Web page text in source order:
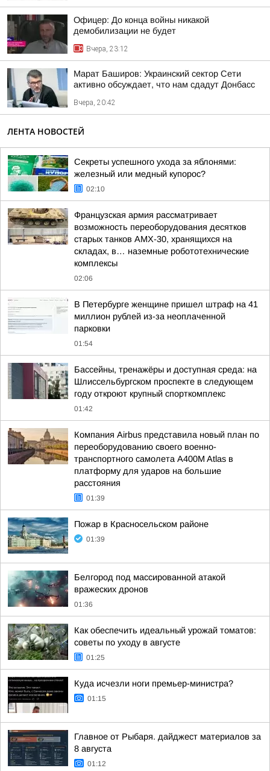
Офицер: До конца войны никакой
демобилизации не будет
Вчера, 23:12
Марат Баширов: Украинский сектор Сети
активно обсуждает, что нам сдадут Донбасс
Вчера, 20:42
ЛЕНТА НОВОСТЕЙ
Секреты успешного ухода за яблонями:
железный или медный купорос?
02:10
Французская армия рассматривает
возможность переоборудования десятков
старых танков AMX-30, хранящихся на
складах, в… наземные робототехнические
комплексы
02:06
В Петербурге женщине пришел штраф на 41
миллион рублей из-за неоплаченной
парковки
01:54
Бассейны, тренажёры и доступная среда: на
Шлиссельбургском проспекте в следующем
году откроют крупный спорткомплекс
01:42
Компания Airbus представила новый план по
переоборудованию своего военно-
транспортного самолета A400M Atlas в
платформу для ударов на большие
расстояния
01:39
Пожар в Красносельском районе
01:39
Белгород под массированной атакой
вражеских дронов
01:36
Как обеспечить идеальный урожай томатов:
советы по уходу в августе
01:25
Куда исчезли ноги премьер-министра?
01:15
Главное от Рыбаря. дайджест материалов за
8 августа
01:12